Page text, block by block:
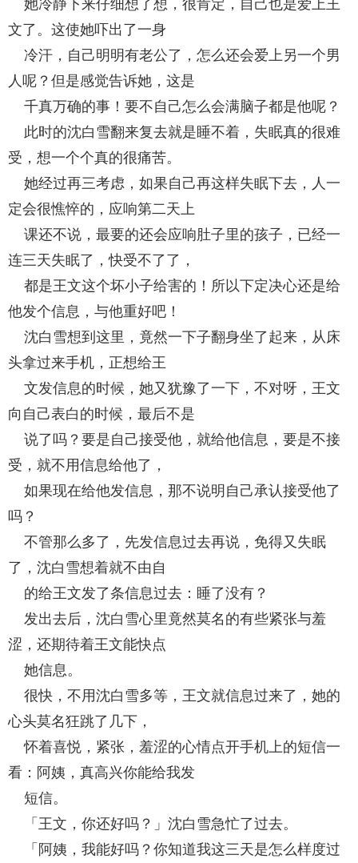
她冷静下来仔细想了想，很肯定，自己也是爱上王
文了。这使她吓出了一身
冷汗，自己明明有老公了，怎么还会爱上另一个男
人呢？但是感觉告诉她，这是
千真万确的事！要不自己怎么会满脑子都是他呢？
此时的沈白雪翻来复去就是睡不着，失眠真的很难
受，想一个个真的很痛苦。
她经过再三考虑，如果自己再这样失眠下去，人一
定会很憔悴的，应响第二天上
课还不说，最要的还会应响肚子里的孩子，已经一
连三天失眠了，快受不了了，
都是王文这个坏小子给害的！所以下定决心还是给
他发个信息，与他重好吧！
沈白雪想到这里，竟然一下子翻身坐了起来，从床
头拿过来手机，正想给王
文发信息的时候，她又犹豫了一下，不对呀，王文
向自己表白的时候，最后不是
说了吗？要是自己接受他，就给他信息，要是不接
受，就不用信息给他了，
如果现在给他发信息，那不说明自己承认接受他了
吗？
不管那么多了，先发信息过去再说，免得又失眠
了，沈白雪想着就不由自
的给王文发了条信息过去：睡了没有？
发出去后，沈白雪心里竟然莫名的有些紧张与羞
涩，还期待着王文能快点
她信息。
很快，不用沈白雪多等，王文就信息过来了，她的
心头莫名狂跳了几下，
怀着喜悦，紧张，羞涩的心情点开手机上的短信一
看：阿姨，真高兴你能给我发
短信。
「王文，你还好吗？」沈白雪急忙了过去。
「阿姨，我能好吗？你知道我这三天是怎么样度过